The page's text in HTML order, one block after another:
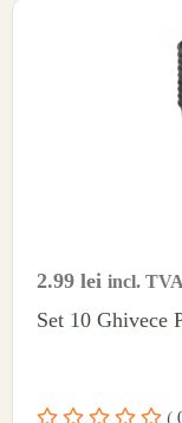
2.99 lei incl. TVA
Set 10 Ghivece
(